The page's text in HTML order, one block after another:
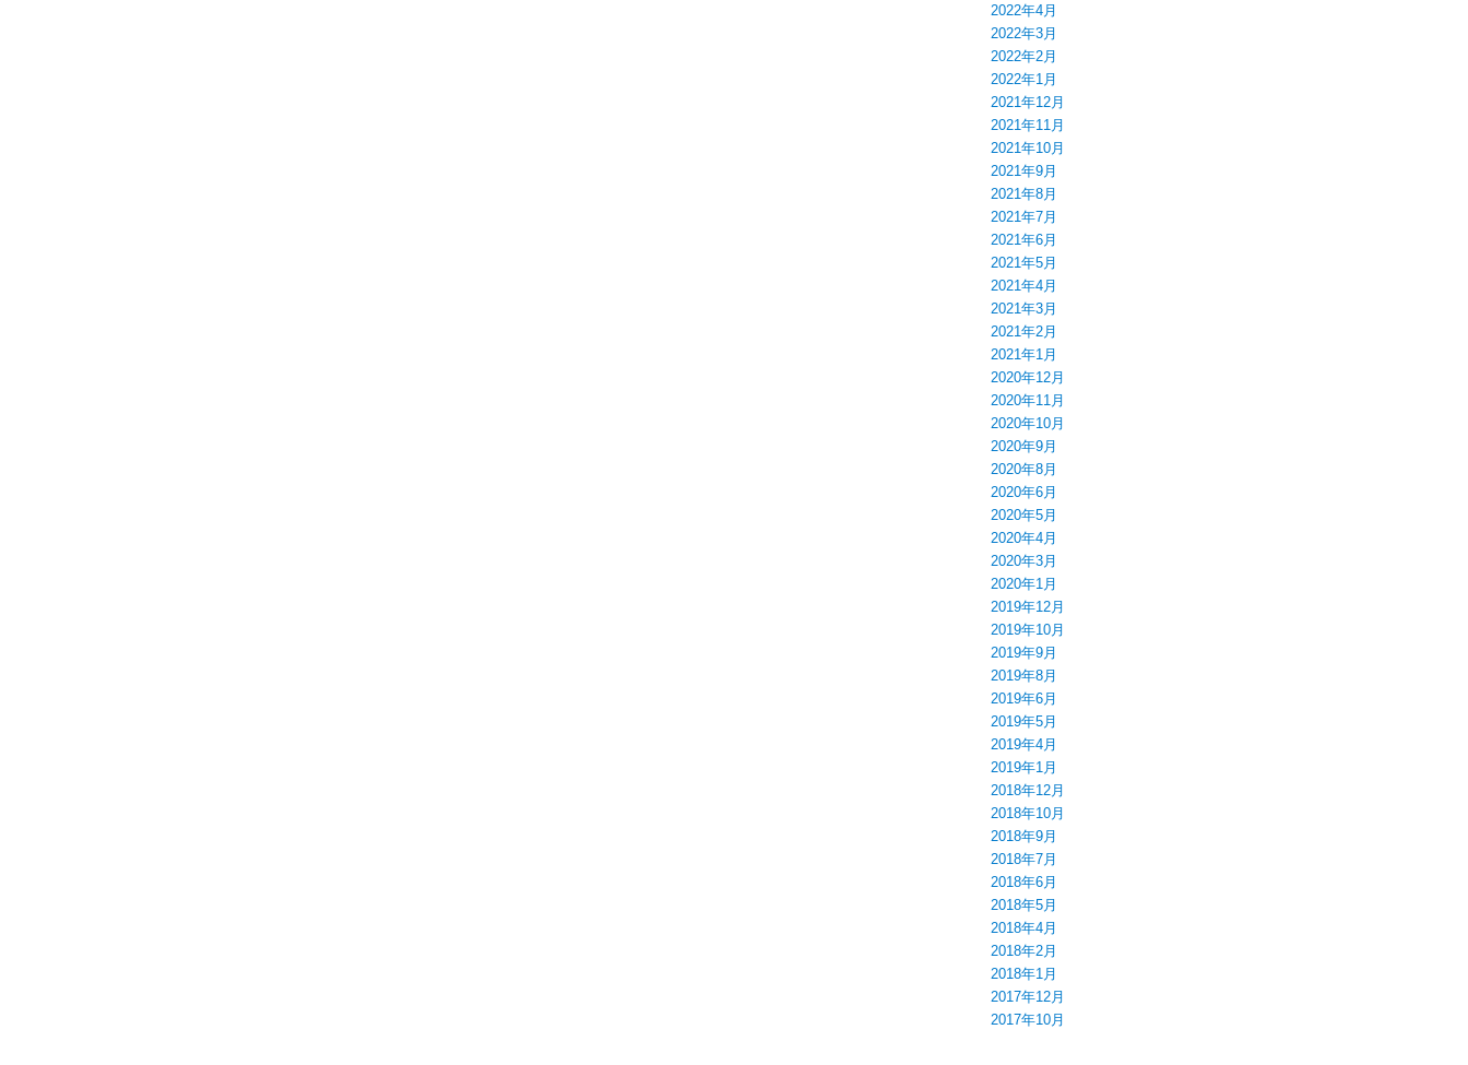
2022年4月
2022年3月
2022年2月
2022年1月
2021年12月
2021年11月
2021年10月
2021年9月
2021年8月
2021年7月
2021年6月
2021年5月
2021年4月
2021年3月
2021年2月
2021年1月
2020年12月
2020年11月
2020年10月
2020年9月
2020年8月
2020年6月
2020年5月
2020年4月
2020年3月
2020年1月
2019年12月
2019年10月
2019年9月
2019年8月
2019年6月
2019年5月
2019年4月
2019年1月
2018年12月
2018年10月
2018年9月
2018年7月
2018年6月
2018年5月
2018年4月
2018年2月
2018年1月
2017年12月
2017年10月